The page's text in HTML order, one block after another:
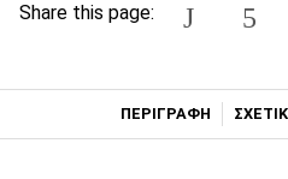
Share this page:
ΠΕΡΙΓΡΑΦΗ